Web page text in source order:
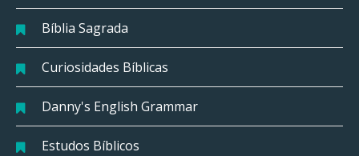
Bíblia Sagrada
Curiosidades Bíblicas
Danny's English Grammar
Estudos Bíblicos